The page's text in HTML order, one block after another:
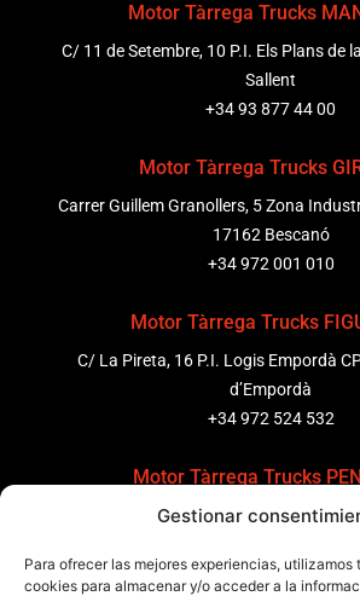
Gestionar
Para ofrecer las mejores experiencias, utilizamos
cookies para almacenar y/o acceder a la
Motor Tàrrega Trucks
C/ 11 de Setembre, 10 P.I. Els Plans de
Sallent
+34 93 877 44 00
Motor Tàrrega Trucks
Carrer Guillem Granollers, 5 Zona
17162 Bescanó
+34 972 001 010
Motor Tàrrega Trucks
C/ La Pireta, 16 P.I. Logis Empordà
d’Empordà
+34 972 524 532
Motor Tàrrega Trucks
C/ Ponent 8, Pol. Ind. Sant Pere
+34 931 69 11 91